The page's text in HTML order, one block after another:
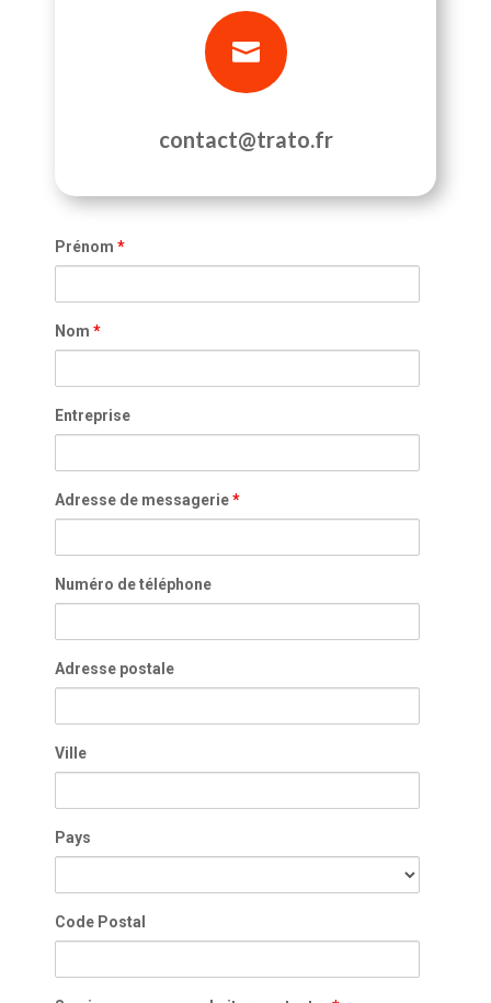

contact@trato.fr
Prénom*
Nom*
Entreprise
Adresse de messagerie*
Numéro de téléphone
Adresse postale
Ville
Pays
Code Postal